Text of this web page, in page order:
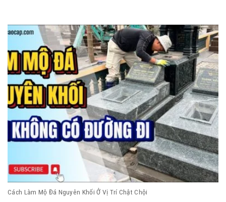
Cách Làm Mộ Đá Nguyên Khối Ở Vị Trí Chật Chội